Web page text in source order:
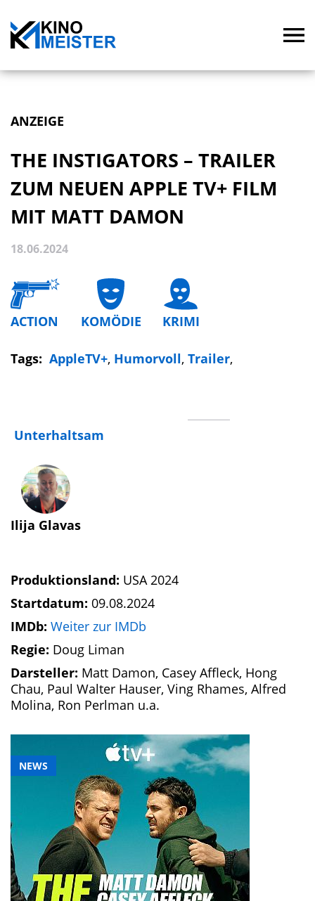
ANZEIGE
NEWS
THE INSTIGATORS – TRAILER
ZUM NEUEN APPLE TV+ FILM
MIT MATT DAMON
18.06.2024
ACTION KOMÖDIE KRIMI
Tags: AppleTV+, Humorvoll, Trailer,
Unterhaltsam
Ilija Glavas
Produktionsland: USA 2024
Startdatum: 09.08.2024
IMDb: Weiter zur IMDb
Regie: Doug Liman
Darsteller: Matt Damon, Casey Affleck, Hong
Chau, Paul Walter Hauser, Ving Rhames, Alfred
Molina, Ron Perlman u.a.